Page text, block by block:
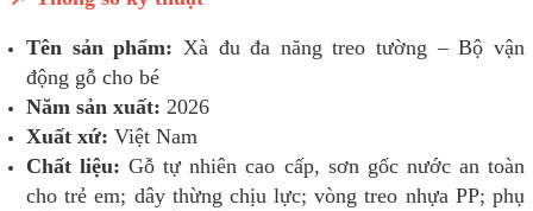
Tên sản phẩm: Xà đu đa năng treo tường – Bộ vận
động gỗ cho bé
Năm sản xuất: 2026
Xuất xứ: Việt Nam
Chất liệu: Gỗ tự nhiên cao cấp, sơn gốc nước an toàn
cho trẻ em; dây thừng chịu lực; vòng treo nhựa PP; phụ